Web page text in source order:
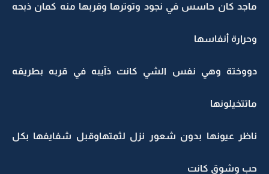
ماجد كان حاسس في نجود وتوترها وقربها منه كمان ذبحه
وحرارة أنفاسها
دووختة وهي نفس الشي كانت ذآيبه في قربه بطريقه
ماتتخيلونها
ناظر عيونها بدون شعور نزل لثمتهاوقبل شفايفها بكل
حب وشوق كانت